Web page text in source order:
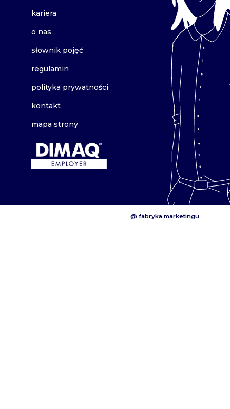
kariera
o nas
słownik pojęć
regulamin
polityka prywatności
kontakt
mapa strony
@ fabryka marketingu